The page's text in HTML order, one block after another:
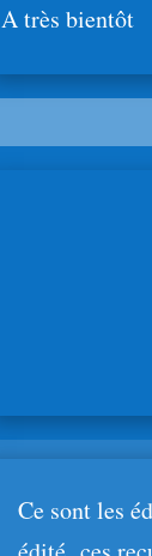
A très bientôt
Ce sont les